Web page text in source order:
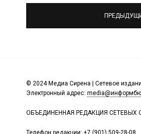
© 2024 Медиа Сирена | Сетевое
Электронный адрес:
ОБЪЕДИНЕННАЯ РЕДАКЦИЯ
Телефон редакции: +7 (901) 509-28-08